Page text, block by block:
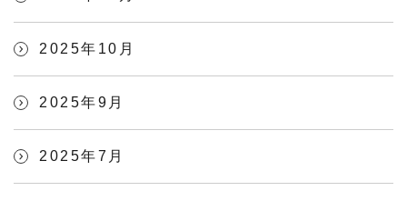
2025年10月
2025年9月
2025年7月